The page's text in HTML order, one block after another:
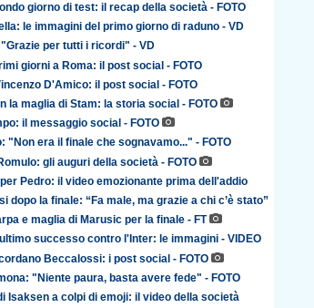
giorno di test: il recap della società - FOTO
le immagini del primo giorno di raduno - VD
per tutti i ricordi" - VD
giorni a Roma: il post social - FOTO
D'Amico: il post social - FOTO
la maglia di Stam: la storia social - FOTO
il messaggio social - FOTO
"Non era il finale che sognavamo..." - FOTO
gli auguri della società - FOTO
Pedro: il video emozionante prima dell'addio
dopo la finale: “Fa male, ma grazie a chi c’è stato”
e maglia di Marusic per la finale - FT
successo contro l'Inter: le immagini - VIDEO
Beccalossi: i post social - FOTO
"Niente paura, basta avere fede" - FOTO
Isaksen a colpi di emoji: il video della società